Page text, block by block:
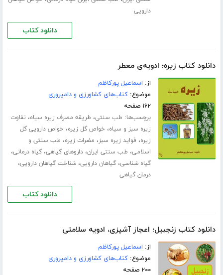
دارویی
دانلود کتاب
دانلود کتاب زیره؛ ادویه‌ی معطر
از: اسماعیل پورکاظم
موضوع:کتاب‌های کشاورزی و دامپروری
۱۶۲ صفحه
برچسب‌ها: طب سنتی، طریقه مصرف زیره سیاه، تفاوت
زیره سبز و سیاه، خواص گل زیره، خواص دارویی گل
زیره، فواید زیره سبز، مضرات زیره، طب سنتی و
اسلامی، طب سنتی ایران،داروهای گیاهی،گیاه درمانی،
گیاه شناسی،گیاهان دارویی،شناخت گیاهان دارویی،
درمان گیاهی
دانلود کتاب
دانلود کتاب زنجبیل؛ اعجاز آشپزی، ادویه سلامتی
از: اسماعیل پورکاظم
موضوع:کتاب‌های کشاورزی و دامپروری
۲۰۰ صفحه